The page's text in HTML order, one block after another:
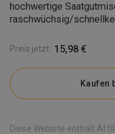
hochwertige
raschwüchsig/
Preis jetzt: 15,98 €
Kaufen
Diese Website enthält